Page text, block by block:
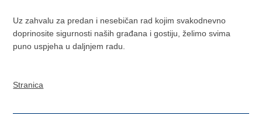
Uz zahvalu za predan i nesebičan rad kojim svakodnevno
doprinosite sigurnosti naših građana i gostiju, želimo svima
puno uspjeha u daljnjem radu.
Stranica